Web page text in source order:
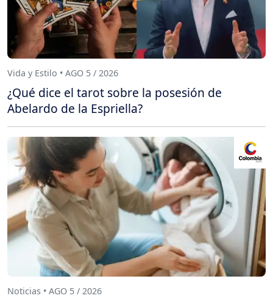
Vida y Estilo • AGO 5 / 2026
¿Qué dice el tarot sobre la posesión de
Abelardo de la Espriella?
Noticias • AGO 5 / 2026